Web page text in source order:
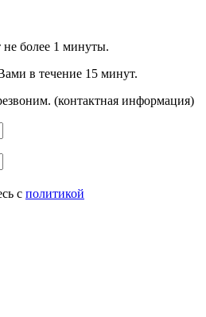
более 1 минуты.
в течение 15 минут.
(контактная информация)
с политикой